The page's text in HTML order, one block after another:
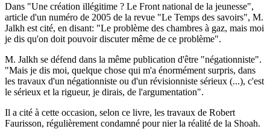
Dans "Une création illégitime ? Le Front national de la jeunesse",
article d'un numéro de 2005 de la revue "Le Temps des savoirs", M.
Jalkh est cité, en disant: "Le problème des chambres à gaz, mais moi
je dis qu'on doit pouvoir discuter même de ce problème".
M. Jalkh se défend dans la même publication d'être "négationniste".
"Mais je dis moi, quelque chose qui m'a énormément surpris, dans
les travaux d'un négationniste ou d'un révisionniste sérieux (...), c'est
le sérieux et la rigueur, je dirais, de l'argumentation".
Il a cité à cette occasion, selon ce livre, les travaux de Robert
Faurisson, régulièrement condamné pour nier la réalité de la Shoah.